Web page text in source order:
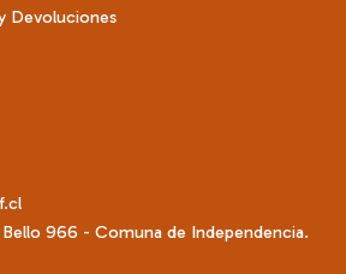
Devoluciones
966 - Comuna de Independencia.